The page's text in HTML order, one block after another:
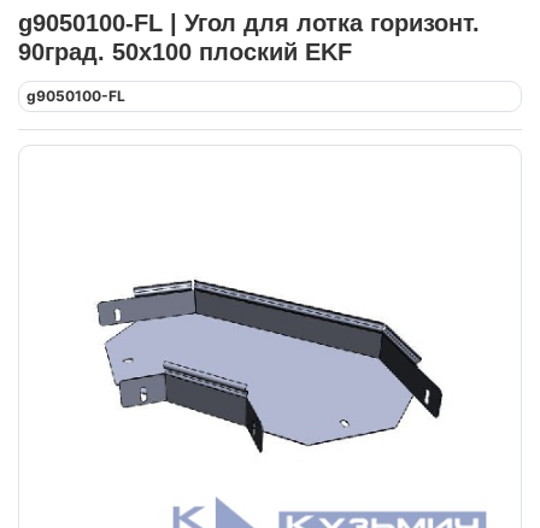
g9050100-FL | Угол для лотка горизонт.
90град. 50х100 плоский EKF
g9050100-FL